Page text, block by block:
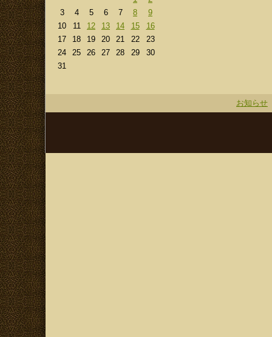
3
4 5 6 7 8
9
10
11 12 13 14 15
16
17
18 19 20 21 22
23
24
25 26 27 28 29
30
31
お知らせ